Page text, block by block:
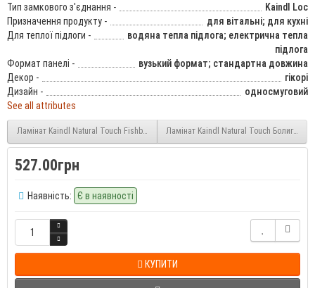
Тип замкового з'єднання -
Kaindl Loc
Призначення продукту -
для вітальні; для кухні
Для теплої підлоги -
водяна тепла підлога; електрична тепла
підлога
Формат панелі -
вузький формат; стандартна довжина
Декор -
гікорі
Дизайн -
односмуговий
See all attributes
Ламінат Kaindl Natural Touch Fishbone Дубова Фортеця Ешфорд (Oak Fortress
Ламінат Kaindl Natural Touch
527.00грн
Наявність: Є в наявності
КУПИТИ